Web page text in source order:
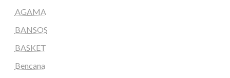
AGAMA
BANSOS
BASKET
Bencana